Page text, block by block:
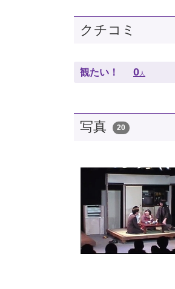
クチコミ
観たい！ 0 人
写真 20